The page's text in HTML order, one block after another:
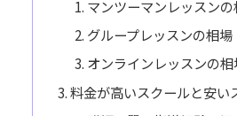
マンツーマンレッスン
グループレッスンの相場
オンラインレッスンの相
料金が高いスクールと安い